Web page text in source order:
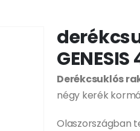
GENESIS
Derékcsuklós
négy kerék
Olaszországban